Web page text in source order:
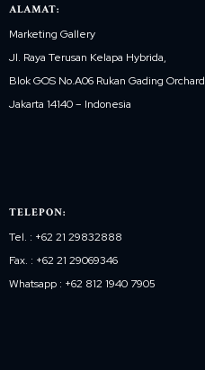
ALAMAT:
Marketing Gallery
Jl. Raya Terusan Kelapa Hybrida,
Blok GOS No.A06 Rukan Gading Orchard
Jakarta 14140 – Indonesia
TELEPON:
Tel. : +62 21 29832888
Fax. : +62 21 29069346
Whatsapp : +62 812 1940 7905